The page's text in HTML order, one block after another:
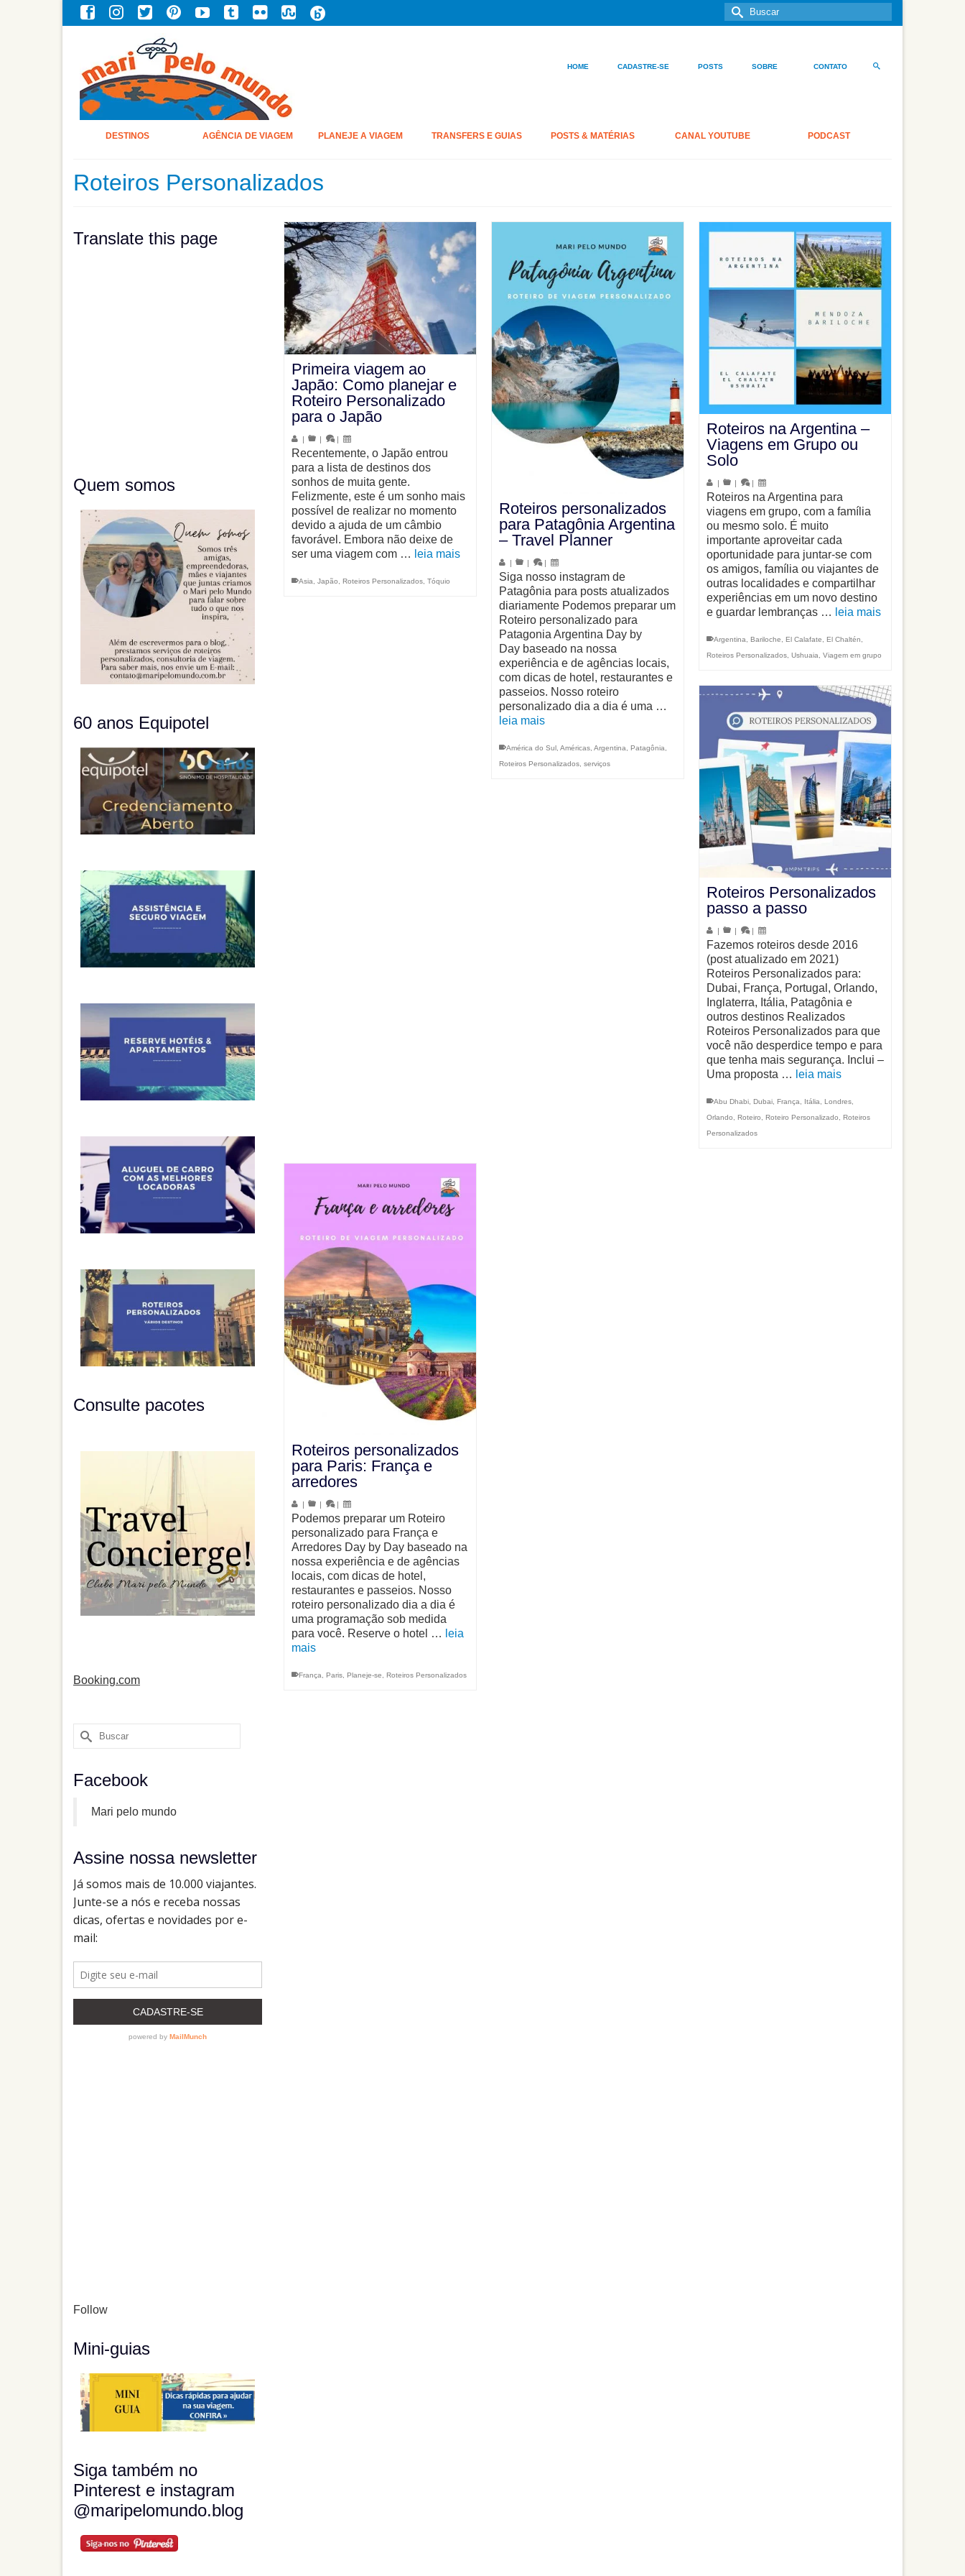
Buscar
por:
HOME CADASTRE-SE POSTS SOBRE CONTATO
DESTINOS AGÊNCIA DE VIAGEM PLANEJE A VIAGEM TRANSFERS E GUIAS POSTS & MATÉRIAS CANAL YOUTUBE PODCAST
Roteiros Personalizados
Primeira viagem ao
Japão: Como planejar e
Roteiro Personalizado
para o Japão
| | |
Recentemente, o Japão entrou
para a lista de destinos dos
sonhos de muita gente.
Felizmente, este é um sonho mais
possível de realizar no momento
devido a ajuda de um câmbio
favorável. Embora não deixe de
ser uma viagem com … leia mais
Asia Japão Roteiros Personalizados, Tóquio
Roteiros personalizados
para Patagônia Argentina
– Travel Planner
| | |
Siga nosso instagram de
Patagônia para posts atualizados
diariamente Podemos preparar um
Roteiro personalizado para
Patagonia Argentina Day by
Day baseado na nossa
experiência e de agências locais,
com dicas de hotel, restaurantes e
passeios. Nosso roteiro
personalizado dia a dia é uma …
leia mais
América do Sul, Américas, Argentina Patagônia
Roteiros Personalizados, serviços
Roteiros na Argentina –
Viagens em Grupo ou
Solo
Roteiros na Argentina para
viagens em grupo, com a família
ou mesmo solo. É muito
importante aproveitar cada
oportunidade para juntar-se com
os amigos, família ou viajantes de
outras localidades e compartilhar
experiências em um novo destino
e guardar lembranças … leia mais
Argentina, Bariloche, El Calafate, El Chaltén,
Roteiros Personalizados, Ushuaia, Viagem em grupo
Roteiros Personalizados
passo a passo
Fazemos roteiros desde 2016
(post atualizado em 2021)
Roteiros Personalizados para:
Dubai, França, Portugal, Orlando,
Inglaterra, Itália, Patagônia e
outros destinos Realizados
Roteiros Personalizados para que
você não desperdice tempo e para
que tenha mais segurança. Inclui –
Uma proposta … leia mais
Abu Dhabi, Dubai, França, Itália, Londres,
Orlando, Roteiro, Roteiro Personalizado, Roteiros
Personalizados
Roteiros personalizados
para Paris: França e
arredores
Podemos preparar um Roteiro
personalizado para França e
Arredores Day by Day baseado na
nossa experiência e de agências
locais, com dicas de hotel,
restaurantes e passeios. Nosso
roteiro personalizado dia a dia é
uma programação sob medida
para você. Reserve o hotel … leia
mais
França, Paris, Planeje-se, Roteiros Personalizados
Translate this page
Quem somos
60 anos Equipotel
Consulte pacotes
Booking.com
Buscar
por:
Facebook
Mari pelo mundo
Assine nossa newsletter
Follow
Mini-guias
Siga também no
Pinterest e instagram
@maripelomundo.blog